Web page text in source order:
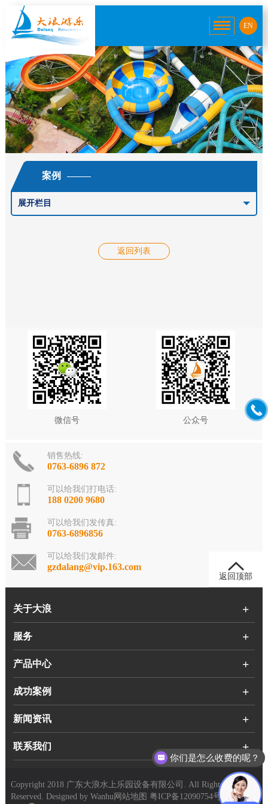
EN
案例
展开栏目
返回列表
返回顶部
微信号 公众号
销售热线:
0763-6896 872
可以给我们打电话:
188 0200 9680
可以给我们发传真:
0763-6896856
可以给我们发邮件:
gzdalang@vip.163.com
关于大浪
服务
产品中心
成功案例
新闻资讯
联系我们
Copyright 2018 广东大浪水上乐园设备有限公司. All Rights
Reserved. Designed by Wanhu网站地图 粤ICP备12090754号
你们是怎么收费的呢？